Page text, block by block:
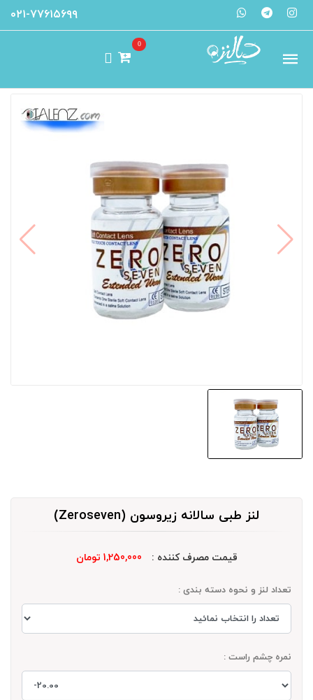
۰۲۱-۷۷۶۱۵۶۹۹
0
لنز طبی سالانه زیروسون (Zeroseven)
قیمت مصرف کننده : 1,250,000 تومان
تعداد لنز و نحوه دسته بندی :
نمره چشم راست :